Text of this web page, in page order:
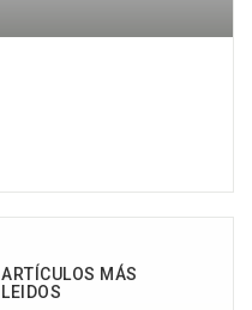
ARTÍCULOS MÁS
LEIDOS